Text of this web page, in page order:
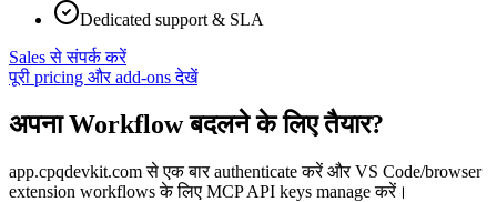
Dedicated support & SLA
Sales से संपर्क करें
पूरी pricing और add-ons देखें
अपना Workflow बदलने के लिए तैयार?
app.cpqdevkit.com से एक बार authenticate करें और VS Code/browser
extension workflows के लिए MCP API keys manage करें।